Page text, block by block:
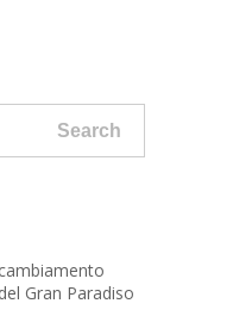
Search
Gran Paradiso